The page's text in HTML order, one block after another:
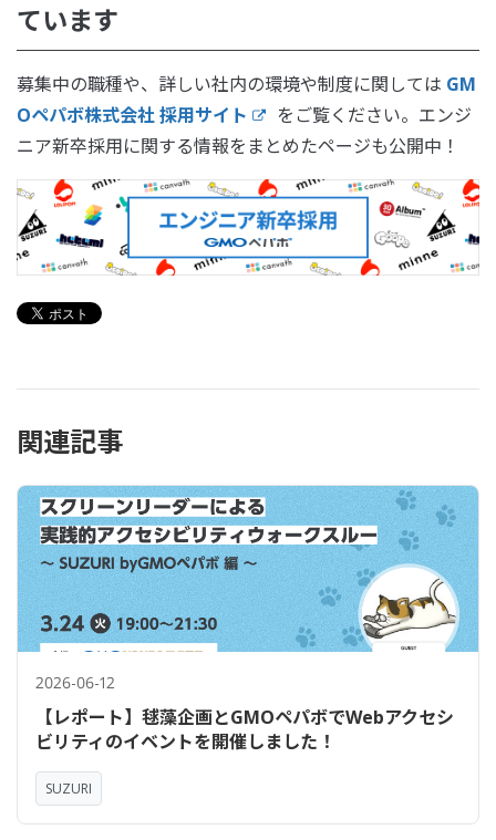
ています
募集中の職種や、詳しい社内の環境や制度に関しては GM
Oペパボ株式会社 採用サイト
をご覧ください。エンジ
ニア新卒採用に関する情報をまとめたページも公開中！
関連記事
2026-06-12
【レポート】毬藻企画とGMOペパボでWebアクセシ
ビリティのイベントを開催しました！
SUZURI